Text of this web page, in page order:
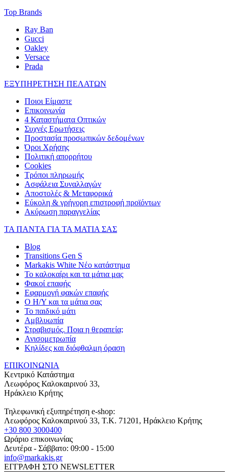
Top Brands
Ray Ban
Gucci
Oakley
Versace
Prada
ΕΞΥΠΗΡΕΤΗΣΗ ΠΕΛΑΤΩΝ
Ποιοι Είμαστε
Επικοινωνία
4 Καταστήματα Οπτικών
Συχνές Ερωτήσεις
Προστασία προσωπικών δεδομένων
Όροι Χρήσης
Πολιτική απορρήτου
Cookies
Τρόποι πληρωμής
Ασφάλεια Συναλλαγών
Αποστολές & Μεταφορικά
Εύκολη & γρήγορη επιστροφή προϊόντων
Ακύρωση παραγγελίας
ΤΑ ΠΑΝΤΑ ΓΙΑ ΤΑ ΜΑΤΙΑ ΣΑΣ
Blog
Transitions Gen S
Markakis White Νέο κατάστημα
Το καλοκαίρι και τα μάτια μας
Φακοί επαφής
Εφαρμογή φακών επαφής
Ο Η/Υ και τα μάτια σας
Το παιδικό μάτι
Αμβλυωπία
Στραβισμός. Ποια η θεραπεία;
Ανισομετρωπία
Κηλίδες και διόφθαλμη όραση
ΕΠΙΚΟΙΝΩΝΙΑ
Κεντρικό Κατάστημα
Λεωφόρος Καλοκαιρινού 33,
Ηράκλειο Κρήτης
Τηλεφωνική εξυπηρέτηση e-shop:
Λεωφόρος Καλοκαιρινού 33, T.K. 71201, Ηράκλειο Κρήτης
+30 800 3000400
Ωράριο επικοινωνίας
Δευτέρα - Σάββατο: 09:00 - 15:00
info@markakis.gr
ΕΓΓΡΑΦΗ ΣΤΟ NEWSLETTER